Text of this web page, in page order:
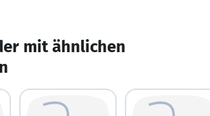
mit ähnlichen